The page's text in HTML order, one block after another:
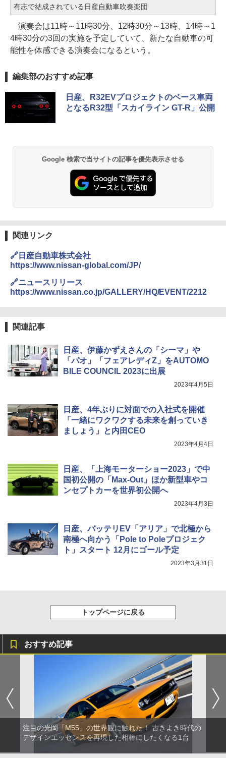
有志で結成されている日産自動車吹奏楽団
演奏会は11時～11時30分、12時30分～13時、14時～1
4時30分の3回の実施を予定していて、新たな自動車の可
能性を体感できる演奏会になるという。
編集部のおすすめ記事
日産、R32EVプロジェクトのベース車両
となるR32型「スカイライン GT-R」公開
Google 検索で当サイトの記事を優先表示させる
関連リンク
🔗日産自動車株式会社
https://www.nissan-global.com/JP/
🔗ニュースリリース
https://www.nissan.co.jp/GALLERY/HQ/EVENT/2212
関連記事
日産、伊藤かずえさんの「シーマ」や
「パオ」「フェアレディZ」をAUTOMO
BILE COUNCIL 2023に出展
2023年4月5日
日産、4年ぶりに対面での入社式を開催
「一緒にワクワクする未来を創っていき
ましょう」と内田CEO
2023年4月4日
日産、「上海モーターショー2023」で中
国初公開の「Max-Out」ほか新型車やコ
ンセプトカーを世界初公開へ
2023年4月3日
日産、バッテリEV「アリア」で北極から
南極へ向かう「Pole to Poleプロジェク
ト」スタート 12月にゴール予定
2023年3月31日
トップページに戻る
おすすめ記事
注目の光岡「M55」の世界観に触れた！ 古きよき時代の
デザインエッセンスを再現した相棒にしたくなる1台